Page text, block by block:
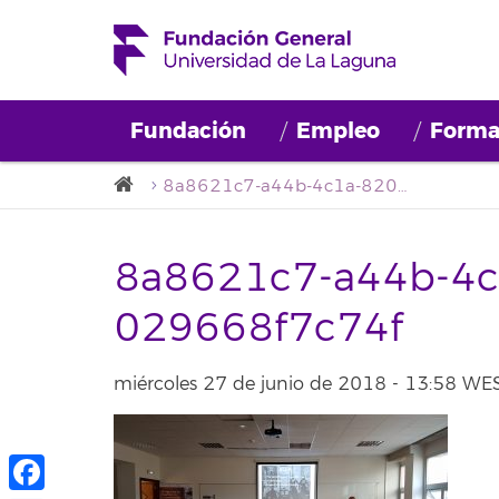
Fundación Empleo
8a8621c7-a44b-4c1a-820e-029668f7c74f
8a8621c7-a44b-
029668f7c74f
miércoles 27 de junio de 2018 - 13:58